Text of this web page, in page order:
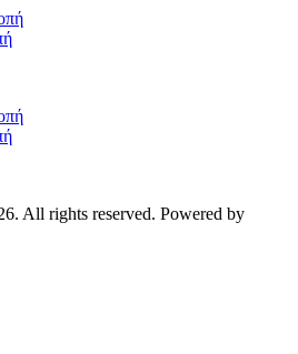
All rights reserved. Powered by